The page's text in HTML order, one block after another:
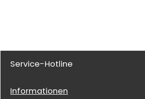
Service-Hotline
Informationen